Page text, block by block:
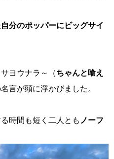
分のポッパーにビッグサイ
ヨウナラ～ （ちゃんと喰え
言が頭に浮かびました。
時間も短く二人ともノーフ